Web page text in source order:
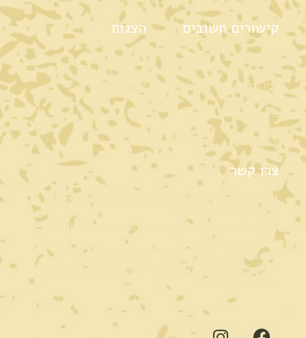
קישורים חשובים
דף הבית
אודות משו משו
בית ליוצרים
פעילות חברתית
כתבו עלינו
צרו קשר
English
הצגות
הצגות ילדים
הצגות מבוגרים
ארכיון הצגות
צרו קשר
Phone
Management and Artistic Management:
054-3113390
Telephone
estate
administration and finance:
Tanya Rifle
054-7661651
Theatre's Email
mashumashu.g@gmail.com
Address:3 Kleinman Street, Kiryat Yuval, Jerusalem,